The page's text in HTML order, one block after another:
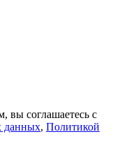
вы соглашаетесь с
данных, Политикой